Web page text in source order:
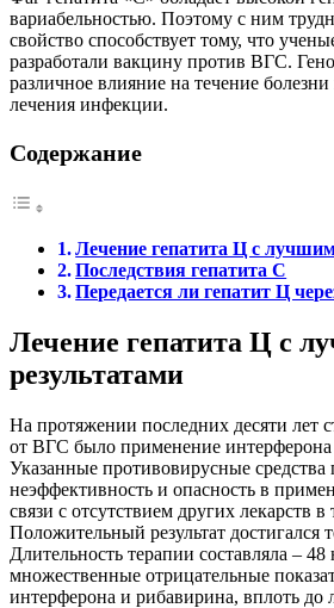
вариабельностью. Поэтому с ним
свойство способствует тому, что
разработали вакцину против ВГС.
различное влияние на течение
лечения инфекции.
Содержание
Лечение гепатита Ц с
Последствия гепатита С
Передается ли гепатит Ц
Лечение гепатита Ц с
результатами
На протяжении последних десяти лет
от ВГС было применение
Указанные противовирусные средства
неэффективность и опасность в
связи с отсутствием других лекарств в
Положительный результат достигался
Длительность терапии составляла –
множественные отрицательные
интерферона и рибавирина, вплоть до